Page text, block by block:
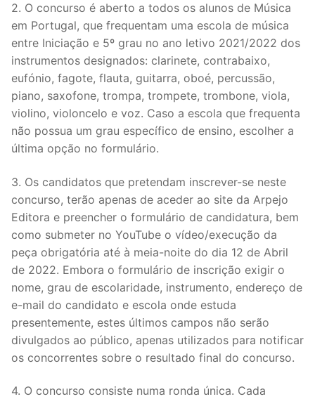
Música de Câmara
Tuba
Música de Câmara
Contrabaixo
Guitarra
Coro
Música de Câmara
Duo
Trio
Quarteto
Quinteto
Septeto
Octeto
Orquestra
Edição Integral das Obras Didáticas de Roberto
Alejandro Pérez
FLAUTA XXI
2. O concurso é aberto a todos os alunos de Música
em Portugal, que frequentam uma escola de música
entre Iniciação e 5º grau no ano letivo 2021/2022 dos
instrumentos designados: clarinete, contrabaixo,
eufónio, fagote, flauta, guitarra, oboé, percussão,
piano, saxofone, trompa, trompete, trombone, viola,
violino, violoncelo e voz. Caso a escola que frequenta
não possua um grau específico de ensino, escolher a
última opção no formulário.
3. Os candidatos que pretendam inscrever-se neste
concurso, terão apenas de aceder ao site da Arpejo
Editora e preencher o formulário de candidatura, bem
como submeter no YouTube o vídeo/execução da
peça obrigatória até à meia-noite do dia 12 de Abril
de 2022. Embora o formulário de inscrição exigir o
nome, grau de escolaridade, instrumento, endereço de
e-mail do candidato e escola onde estuda
presentemente, estes últimos campos não serão
divulgados ao público, apenas utilizados para notificar
os concorrentes sobre o resultado final do concurso.
4. O concurso consiste numa ronda única. Cada